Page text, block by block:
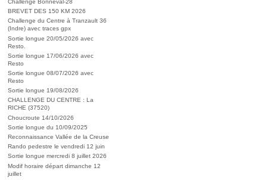
Challenge Bonneval-28
BREVET DES 150 KM 2026
Challenge du Centre à Tranzault 36
(Indre) avec traces gpx
Sortie longue 20/05/2026 avec
Resto.
Sortie longue 17/06/2026 avec
Resto
Sortie longue 08/07/2026 avec
Resto
Sortie longue 19/08/2026
CHALLENGE DU CENTRE : La
RICHE (37520)
Choucroute 14/10/2026
Sortie longue du 10/09/2025
Reconnaissance Vallée de la Creuse
Rando pedestre le vendredi 12 juin
Sortie longue mercredi 8 juillet 2026
Modif horaire départ dimanche 12
juillet